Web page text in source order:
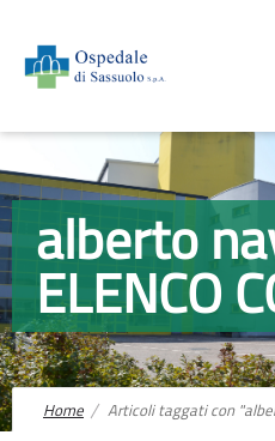
alberto
ELENCO
Home Articoli taggati con